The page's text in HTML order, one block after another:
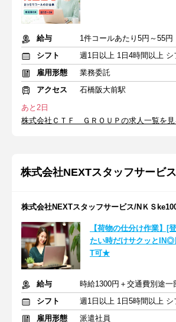
給与
シフト
雇用形態
業務委託
アクセス
石橋阪大前駅
あと2日
株式会社ＣＴＦ ＧＲＯＵＰの求人一覧を見
株式会社NEXTスタッフサービス
株式会社NEXTスタッフサービス/NＫＳ
【荷物の仕分け作業】[
たい時だけサクッとIN◎
T可★
給与
時給1300円＋交通費別途一
シフト
雇用形態
派遣社員